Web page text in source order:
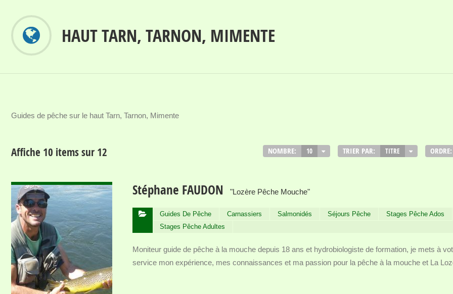
HAUT TARN, TARNON, MIMENTE
Guides de pêche sur le haut Tarn, Tarnon, Mimente
Affiche 10 items sur 12 NOMBRE: 10 TRIER PAR: TITRE ORDRE:
Stéphane FAUDON "Lozère Pêche Mouche"
Guides De Pêche Carnassiers Salmonidés Séjours Pêche
Stages Pêche Ados
Stages Pêche Adultes
Moniteur guide de pêche à la mouche depuis 18 ans et hydrobiologiste de formation, je mets à
service mon expérience, mes connaissances et ma passion pour la pêche à la mouche et La